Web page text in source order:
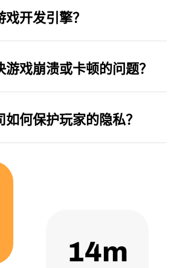
开发引擎？
游戏崩溃或卡顿的问题？
如何保护玩家的隐私？
14m